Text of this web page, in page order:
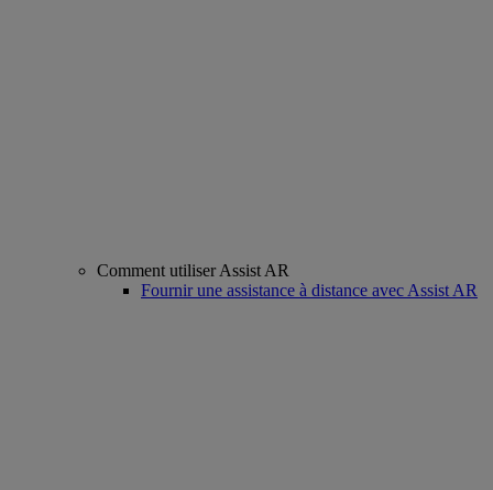
Comment utiliser Assist AR
Fournir une assistance à distance avec Assist AR